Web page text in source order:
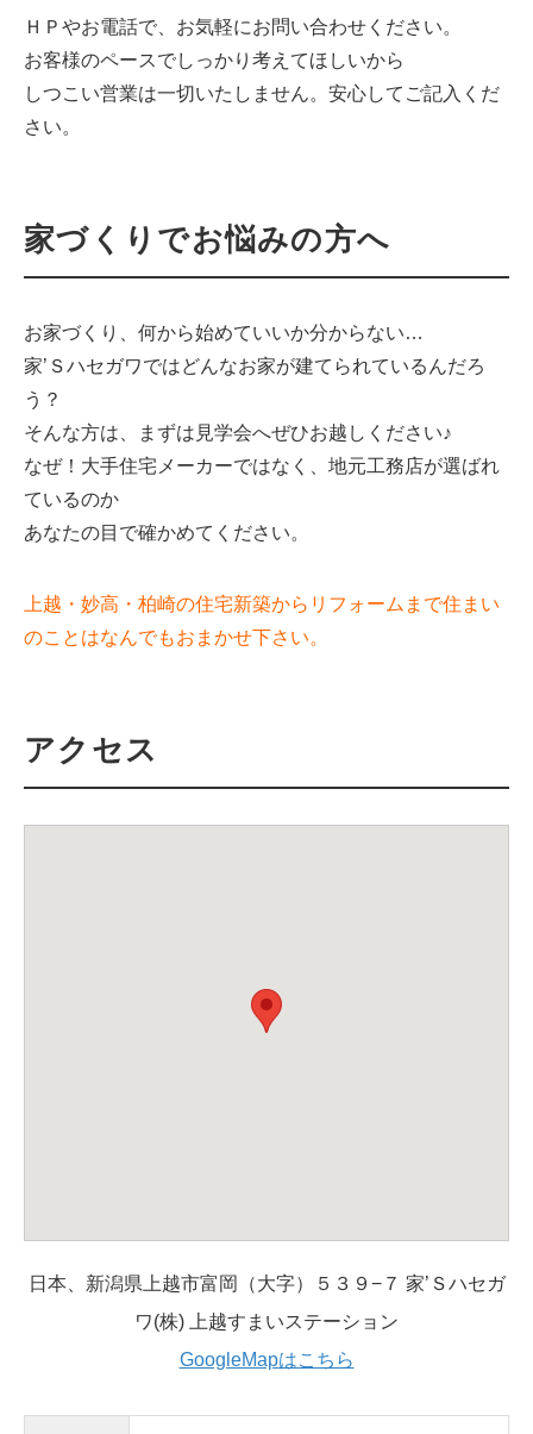
ＨＰやお電話で、お気軽にお問い合わせください。
お客様のペースでしっかり考えてほしいから
しつこい営業は一切いたしません。安心してご記入くだ
さい。
家づくりでお悩みの方へ
お家づくり、何から始めていいか分からない…
家’Ｓハセガワではどんなお家が建てられているんだろ
う？
そんな方は、まずは見学会へぜひお越しください♪
なぜ！大手住宅メーカーではなく、地元工務店が選ばれ
ているのか
あなたの目で確かめてください。
上越・妙高・柏崎の住宅新築からリフォームまで住まい
のことはなんでもおまかせ下さい。
アクセス
日本、新潟県上越市富岡（大字）５３９−７ 家’Ｓハセガ
ワ(株) 上越すまいステーション
GoogleMapはこちら